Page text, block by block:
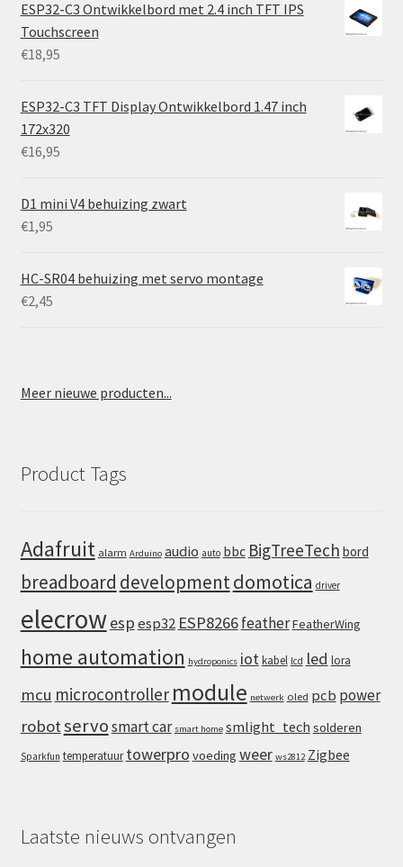
ESP32-C3 Ontwikkelbord met 2.4 inch TFT IPS
Touchscreen
€18,95
ESP32-C3 TFT Display Ontwikkelbord 1.47 inch
172x320
€16,95
D1 mini V4 behuizing zwart
€1,95
HC-SR04 behuizing met servo montage
€2,45
Meer nieuwe producten...
Product Tags
Adafruit alarm Arduino audio auto bbc BigTreeTech bord
breadboard developmentdomotica driver
elecrowespesp32 ESP8266featherFeatherWing
home automation hydroponics iot kabel lcd led lora
mcu microcontroller module netwerk oled pcb power
robotservosmart car smart home smlight_tech solderen
Sparkfun temperatuur towerpro voeding weer ws2812 Zigbee
Laatste nieuws ontvangen